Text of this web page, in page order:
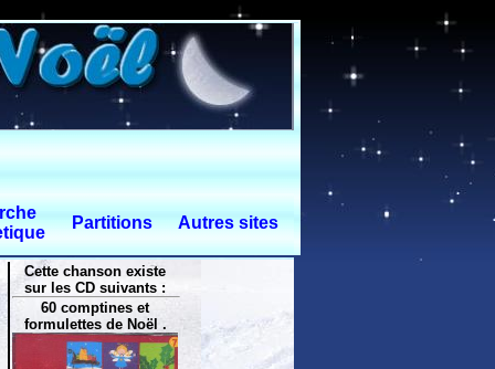
Partitions Autres sites
Cette chanson existe
sur les CD suivants :
60 comptines et
formulettes de Noël .